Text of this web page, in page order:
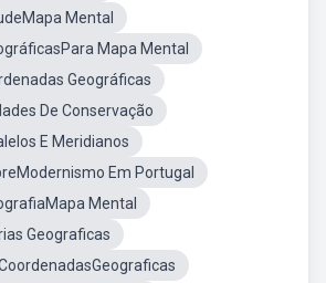
Mental
Mapa Mental
Geográficas
De Conservação
E Meridianos
Em Portugal
Mental
Geograficas